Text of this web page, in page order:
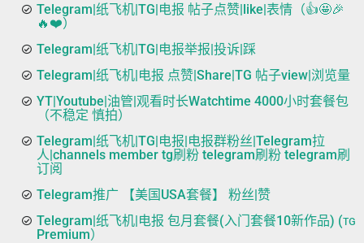
Telegram|纸飞机|TG|电报 帖子点赞|like|表情（👍🤩🎉
🔥❤️）
Telegram|纸飞机|TG|电报举报|投诉|踩
Telegram|纸飞机|电报 点赞|Share|TG 帖子view|浏览量
YT|Youtube|油管|观看时长Watchtime 4000小时套餐包
（不稳定 慎拍）
Telegram|纸飞机|TG|电报|电报群粉丝|Telegram拉
人|channels member tg刷粉 telegram刷粉 telegram刷
订阅
Telegram推广 【美国USA套餐】 粉丝|赞
Telegram|纸飞机|电报 包月套餐(入门套餐10新作品) (ᴛɢ
Premium）